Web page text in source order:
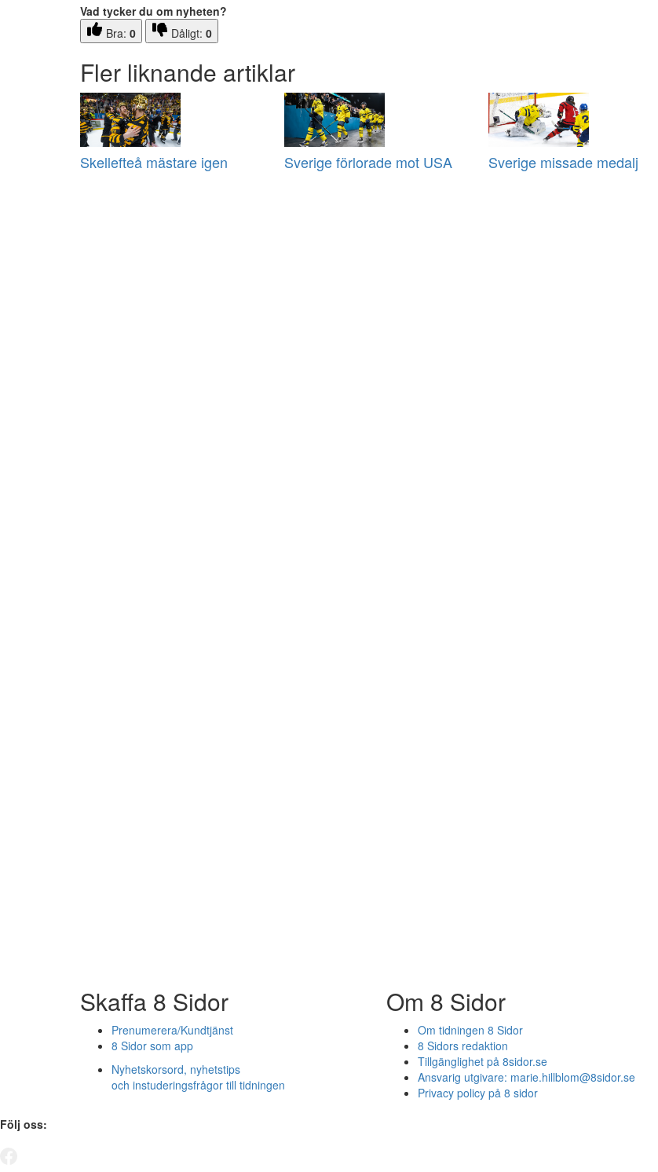
Vad tycker du om nyheten?
Bra: 0 Dåligt: 0
Fler liknande artiklar
Skellefteå mästare igen Sverige förlorade mot USA Sverige missade medalj
Skaffa 8 Sidor
Prenumerera/Kundtjänst
8 Sidor som app
Nyhetskorsord, nyhetstips
och instuderingsfrågor till tidningen
Om 8 Sidor
Om tidningen 8 Sidor
8 Sidors redaktion
Tillgänglighet på 8sidor.se
Ansvarig utgivare: marie.hillblom@8sidor.se
Privacy policy på 8 sidor
Följ oss: